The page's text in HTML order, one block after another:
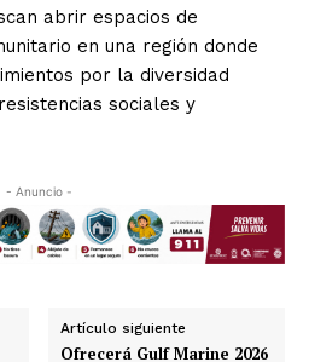
abrir espacios de
en una región donde
por la diversidad
sociales y
- Anuncio -
Artículo siguiente
Ofrecerá Gulf Marine 2026